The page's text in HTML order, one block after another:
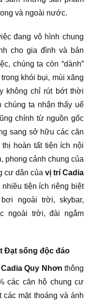
và ngoài nước.
đang vô hình chung
cho gia đình và bản
chúng ta còn “dành”
khói bụi, mùi xăng
không chỉ rút bớt thời
ta nhận thấy uể
chính từ nguồn gốc
sang sở hữu các căn
hoàn tất tiện ích nội
phong cảnh chung của
cư dân của vị trí Cadia
tiện ích riêng biệt
ngoài trời, skybar,
ngoài trời, đài ngắm
Đạt sống độc đáo
Quy Nhơn thông
các căn hộ chung cư
mặt thoáng và ánh